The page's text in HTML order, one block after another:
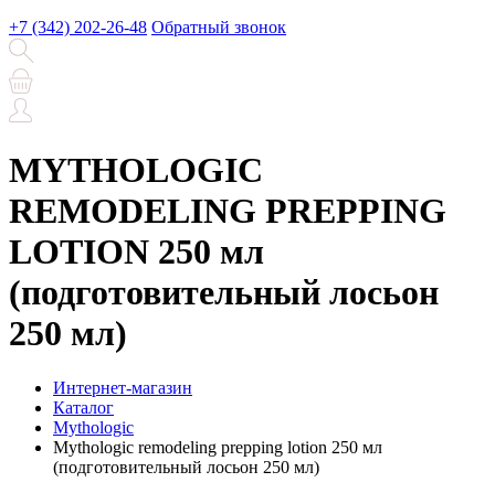
+7 (342) 202-26-48 Обратный звонок
MYTHOLOGIC
REMODELING PREPPING
LOTION 250 мл
(подготовительный лосьон
250 мл)
Интернет-магазин
Каталог
Mythologic
Mythologic remodeling prepping lotion 250 мл
(подготовительный лосьон 250 мл)